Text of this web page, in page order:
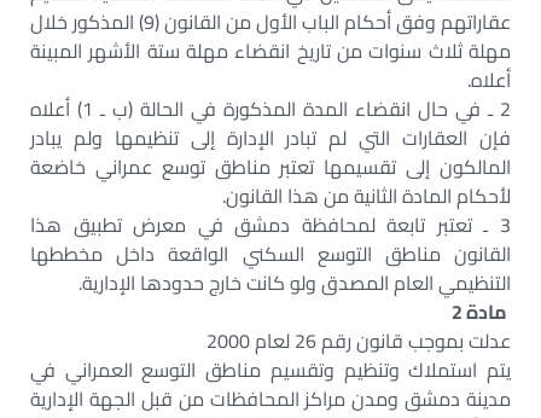
عقاراتهم وفق أحكام الباب الأول من القانون (9) المذكور خلال
مهلة ثلاث سنوات من تاريخ انقضاء مهلة ستة الأشهر المبينة
أعلاه.
2 ـ في حال انقضاء المدة المذكورة في الحالة (ب ـ 1) أعلاه
فإن العقارات التي لم تبادر الإدارة إلى تنظيمها ولم يبادر
المالكون إلى تقسيمها تعتبر مناطق توسع عمراني خاضعة
لأحكام المادة الثانية من هذا القانون.
3 ـ تعتبر تابعة لمحافظة دمشق في معرض تطبيق هذا
القانون مناطق التوسع السكني الواقعة داخل مخططها
التنظيمي العام المصدق ولو كانت خارج حدودها الإدارية.
مادة 2
عدلت بموجب قانون رقم 26 لعام 2000
يتم استملاك وتنظيم وتقسيم مناطق التوسع العمراني في
مدينة دمشق ومدن مراكز المحافظات من قبل الجهة الإدارية